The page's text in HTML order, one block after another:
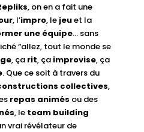
, on en a fait une
, l’impro, le jeuet la
une équipe… sans
“allez, tout le monde se
, ça rit, ça improvise, ça
. Que ce soit à travers du
collectives,
repas animés ou des
, le team building
vrai révélateur de